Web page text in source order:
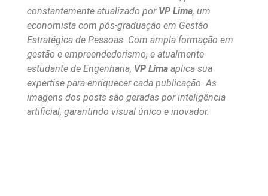
constantemente atualizado por VP Lima, um
economista com pós-graduação em Gestão
Estratégica de Pessoas. Com ampla formação em
gestão e empreendedorismo, e atualmente
estudante de Engenharia, VP Lima aplica sua
expertise para enriquecer cada publicação. As
imagens dos posts são geradas por inteligência
artificial, garantindo visual único e inovador.